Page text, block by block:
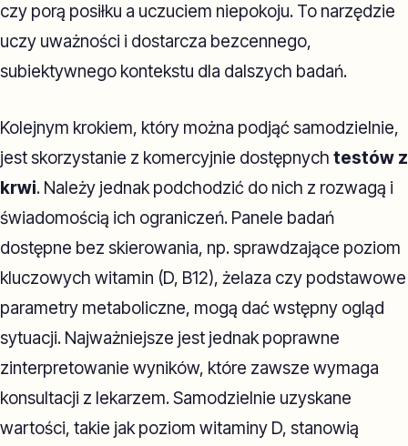
czy porą posiłku a uczuciem niepokoju. To narzędzie
uczy uważności i dostarcza bezcennego,
subiektywnego kontekstu dla dalszych badań.
Kolejnym krokiem, który można podjąć samodzielnie,
jest skorzystanie z komercyjnie dostępnych testów z
krwi. Należy jednak podchodzić do nich z rozwagą i
świadomością ich ograniczeń. Panele badań
dostępne bez skierowania, np. sprawdzające poziom
kluczowych witamin (D, B12), żelaza czy podstawowe
parametry metaboliczne, mogą dać wstępny ogląd
sytuacji. Najważniejsze jest jednak poprawne
zinterpretowanie wyników, które zawsze wymaga
konsultacji z lekarzem. Samodzielnie uzyskane
wartości, takie jak poziom witaminy D, stanowią